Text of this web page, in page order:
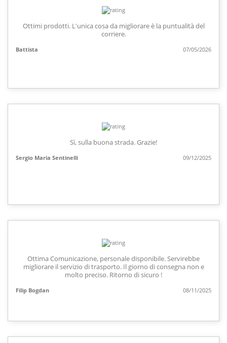
Ottimi prodotti. L'unica cosa da migliorare è la puntualità del
corriere.
Battista 07/05/2026
Sì, sulla buona strada. Grazie!
Sergio Maria Sentinelli 09/12/2025
Ottima Comunicazione, personale disponibile. Servirebbe
migliorare il servizio di trasporto. Il giorno di consegna non e
molto preciso. Ritorno di sicuro !
Filip Bogdan 08/11/2025